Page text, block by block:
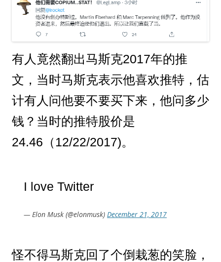
有人竟然翻出马斯克2017年的推
文，当时马斯克表示他喜欢推特，估
计有人问他要不要买下来，他问多少
钱？当时的推特股价是
24.46（12/22/2017)。
I love Twitter
— Elon Musk (@elonmusk) December 21, 2017
怪不得马斯克回了个倒栽葱的笑脸，